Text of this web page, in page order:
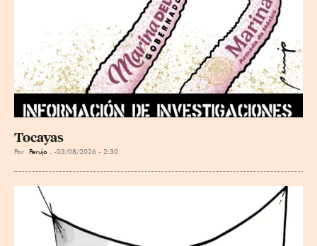
Tocayas
Por Perujo . 03/08/2026 - 2:30